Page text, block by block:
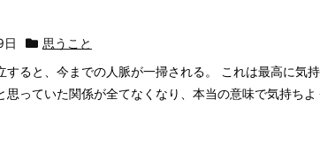
日
思うこと
すると、今までの人脈が一掃される。 これは最高に気
思っていた関係が全てなくなり、本当の意味で気持ち